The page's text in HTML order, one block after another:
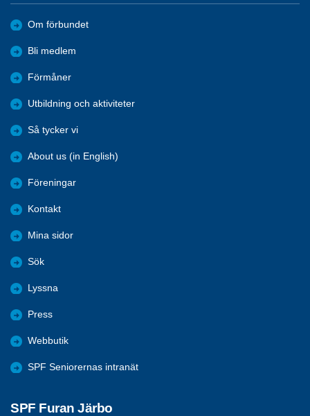
Om förbundet
Bli medlem
Förmåner
Utbildning och aktiviteter
Så tycker vi
About us (in English)
Föreningar
Kontakt
Mina sidor
Sök
Lyssna
Press
Webbutik
SPF Seniorernas intranät
SPF Furan Järbo